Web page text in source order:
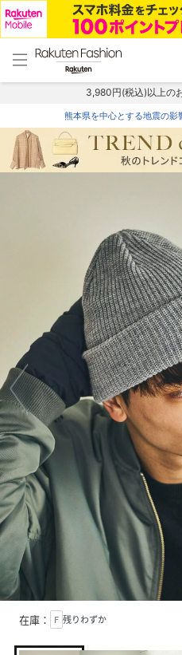
menu home
トップ
3,980円(税込)以上の
熊本県を中心とする地震の
在庫： F 残りわずか